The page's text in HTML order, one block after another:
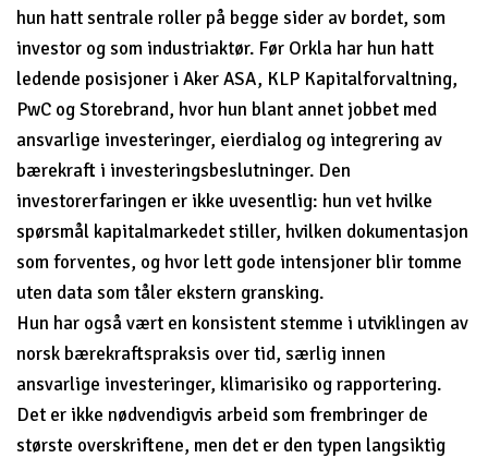
hun hatt sentrale roller på begge sider av bordet, som
investor og som industriaktør. Før Orkla har hun hatt
ledende posisjoner i Aker ASA, KLP Kapitalforvaltning,
PwC og Storebrand, hvor hun blant annet jobbet med
ansvarlige investeringer, eierdialog og integrering av
bærekraft i investeringsbeslutninger. Den
investorerfaringen er ikke uvesentlig: hun vet hvilke
spørsmål kapitalmarkedet stiller, hvilken dokumentasjon
som forventes, og hvor lett gode intensjoner blir tomme
uten data som tåler ekstern gransking.
Hun har også vært en konsistent stemme i utviklingen av
norsk bærekraftspraksis over tid, særlig innen
ansvarlige investeringer, klimarisiko og rapportering.
Det er ikke nødvendigvis arbeid som frembringer de
største overskriftene, men det er den typen langsiktig